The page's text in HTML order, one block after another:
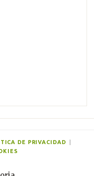
DE PRIVACIDAD